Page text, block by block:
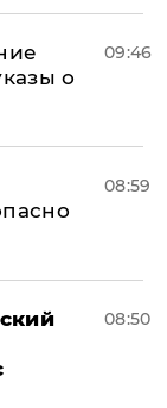
о
09:46
08:59
08:50